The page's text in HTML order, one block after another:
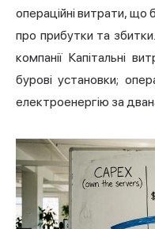
операційні витрати, що
про прибутки та
компанії Капітальні
бурові установки;
електроенергію за